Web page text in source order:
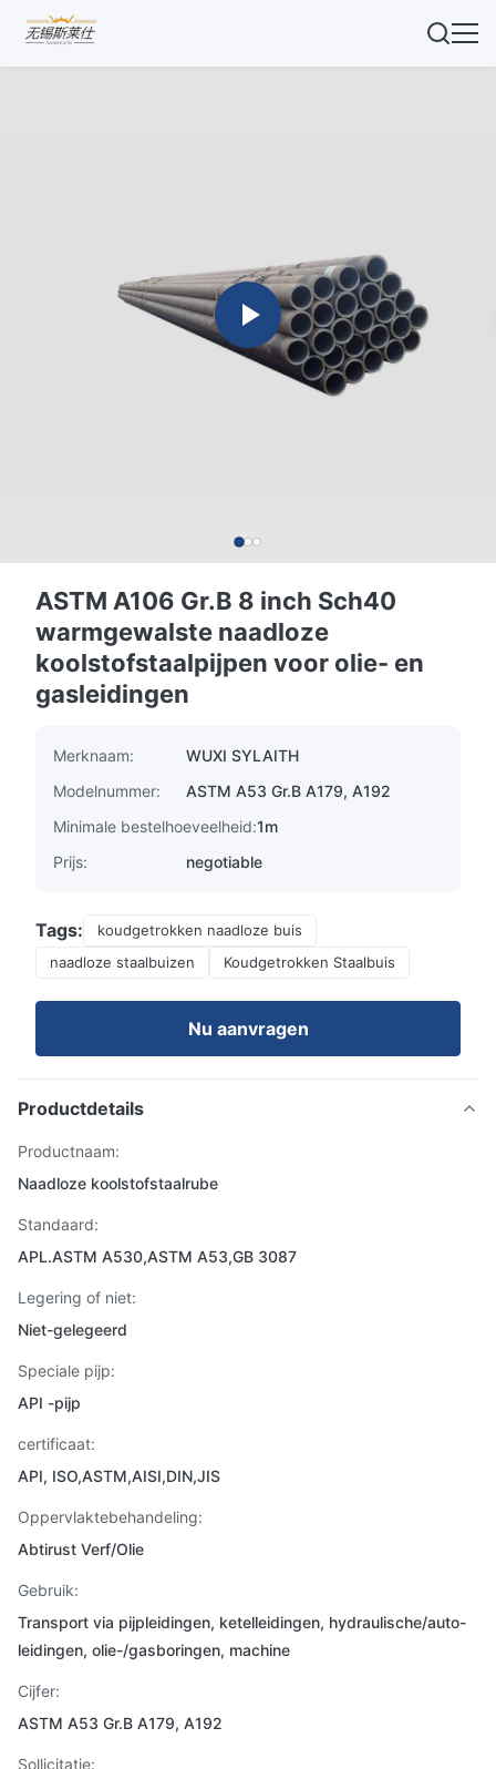
ASTM A106 Gr.B 8 inch Sch40
warmgewalste naadloze
koolstofstaalpijpen voor olie- en
gasleidingen
Merknaam:
WUXI SYLAITH
Modelnummer:
ASTM A53 Gr.B A179, A192
Minimale bestelhoeveelheid:1m
Prijs:
negotiable
Tags:
koudgetrokken naadloze buis
naadloze staalbuizen
Koudgetrokken Staalbuis
Nu aanvragen
Productdetails
Productnaam:
Naadloze koolstofstaalrube
Standaard:
APL.ASTM A530,ASTM A53,GB 3087
Legering of niet:
Niet-gelegeerd
Speciale pijp:
API -pijp
certificaat:
API, ISO,ASTM,AISI,DIN,JIS
Oppervlaktebehandeling:
Abtirust Verf/Olie
Gebruik:
Transport via pijpleidingen, ketelleidingen, hydraulische/auto-
leidingen, olie-/gasboringen, machine
Cijfer:
ASTM A53 Gr.B A179, A192
Sollicitatie: